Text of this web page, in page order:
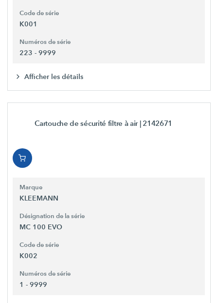
Code de série
K001
Numéros de série
223 - 9999
Afficher les détails
Cartouche de sécurité filtre à air | 2142671
Marque
KLEEMANN
Désignation de la série
MC 100 EVO
Code de série
K002
Numéros de série
1 - 9999